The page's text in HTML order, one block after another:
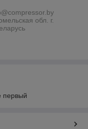
обл. г.
первый